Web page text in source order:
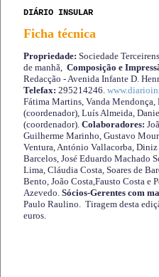
DIÁRIO INSULAR
Ficha técnica
Propriedade: Sociedade
de manhã, Composição e
Redacção - Avenida Infante D.
Telefax: 295214246.
Fátima Martins, Vanda
(coordenador), Luís Almeida,
(coordenador). Colaboradores:
Guilherme Marinho, Gustavo
Ventura, António Vallacorba, Diniz
Barcelos, José Eduardo Machado
Lima, Cláudia Costa, Soares de
Bento, João Costa,Fausto Costa e
Azevedo. Sócios-Gerentes com
Paulo Raulino. Tiragem desta
euros.